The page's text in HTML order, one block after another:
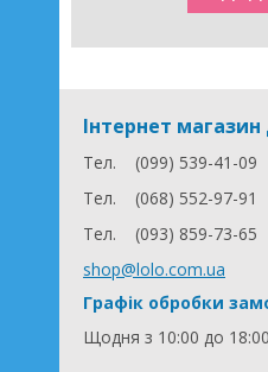
Інтернет
Тел.
(099) 539-41-09
Тел.
(068) 552-97-91
Тел.
(093) 859-73-65
shop@lolo.com.ua
Графік обробки
Щодня з 10:00 до 18:00